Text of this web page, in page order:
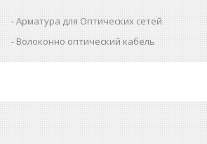
Арматура для Оптических сетей
Волоконно оптический кабель